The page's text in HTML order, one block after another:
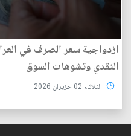
ازدواجية سعر الصرف في
النقدي وتشوهات السوق
الثلاثاء 02 حزيران 2026